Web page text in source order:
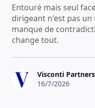
Entouré mais seul
dirigeant n'est pas un
manque de
change tout.
Visconti Partners
16/7/2026